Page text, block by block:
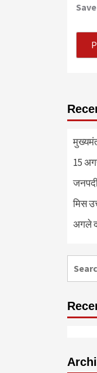
15
मिस
अगले
for: